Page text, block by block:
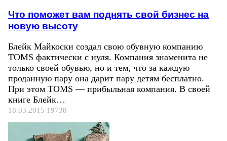
Что поможет вам поднять свой бизнес на
новую высоту
Блейк Майкоски создал свою обувную компанию
TOMS фактически с нуля. Компания знаменита не
только своей обувью, но и тем, что за каждую
проданную пару она дарит пару детям бесплатно.
При этом TOMS — прибыльная компания. В своей
книге Блейк…
18.03.2015 19738